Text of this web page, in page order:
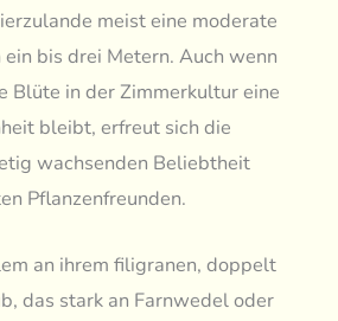
meist eine moderate
ein bis drei Metern. Auch wenn
Blüte in der Zimmerkultur eine
bleibt, erfreut sich die
wachsenden Beliebtheit
Pflanzenfreunden.
an ihrem filigranen, doppelt
das stark an Farnwedel oder